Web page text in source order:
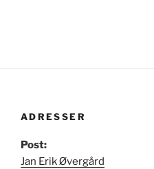
ADRESSER
Post:
Jan Erik Øvergård